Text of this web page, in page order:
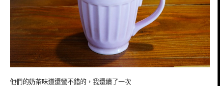
他們的奶茶味道還蠻不錯的，我還續了一次